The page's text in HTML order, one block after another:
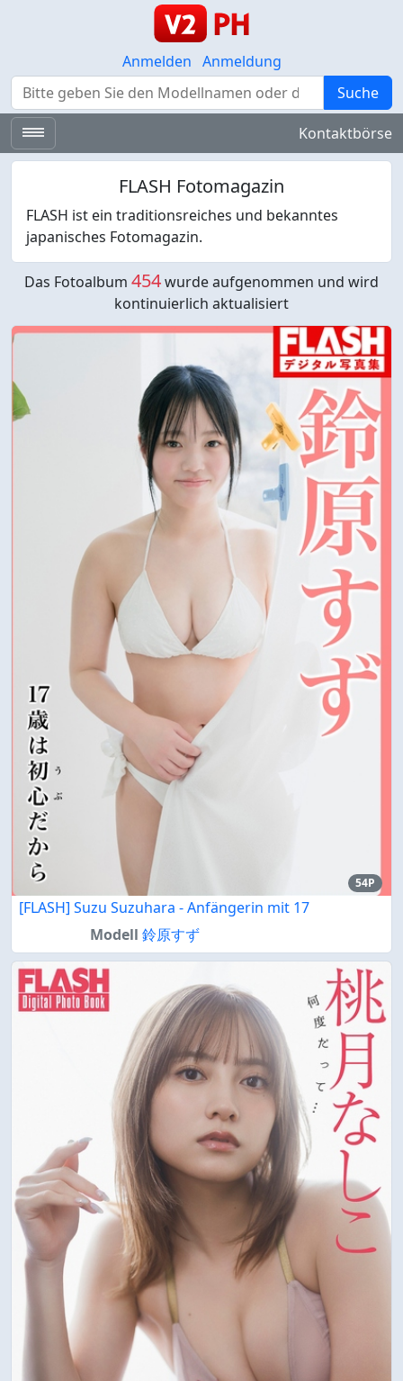
Anmelden Anmeldung
Suche
Suche
Kontaktbörse
FLASH Fotomagazin
FLASH ist ein traditionsreiches und bekanntes
japanisches Fotomagazin.
Das Fotoalbum 454wurde aufgenommen und wird
kontinuierlich aktualisiert
54P
[FLASH] Suzu Suzuhara - Anfängerin mit 17
Modell 鈴原すず